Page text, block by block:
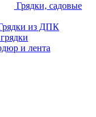
Грядки, садовые
из ДПК
и лента